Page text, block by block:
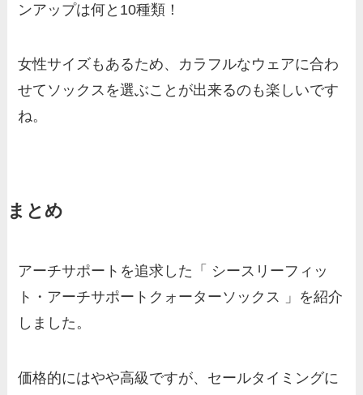
ンアップは何と10種類！
女性サイズもあるため、カラフルなウェアに合わ
せてソックスを選ぶことが出来るのも楽しいです
ね。
まとめ
アーチサポートを追求した「 シースリーフィッ
ト・アーチサポートクォーターソックス 」を紹介
しました。
価格的にはやや高級ですが、セールタイミングに